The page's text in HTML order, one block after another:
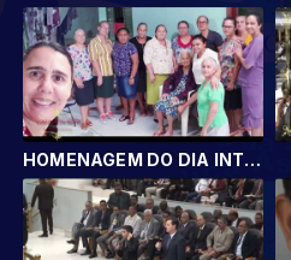
HOMENAGEM DO DIA INTERNACIONAL DA MULHER 2019